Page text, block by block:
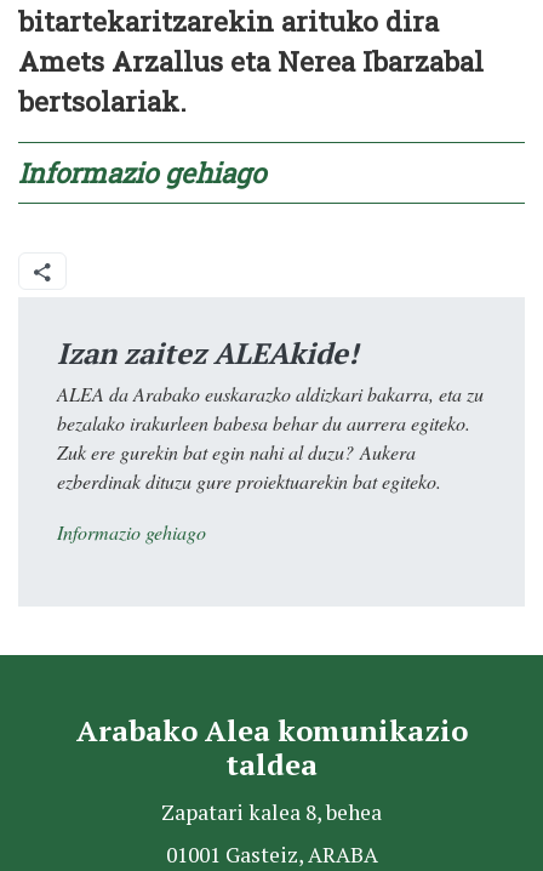
bitartekaritzarekin arituko dira
Amets Arzallus eta Nerea Ibarzabal
bertsolariak.
Informazio gehiago
Izan zaitez ALEAkide!
ALEA da Arabako euskarazko aldizkari bakarra, eta zu
bezalako irakurleen babesa behar du aurrera egiteko.
Zuk ere gurekin bat egin nahi al duzu? Aukera
ezberdinak dituzu gure proiektuarekin bat egiteko.
Informazio gehiago
Arabako Alea komunikazio
taldea
Zapatari kalea 8, behea
01001 Gasteiz, ARABA